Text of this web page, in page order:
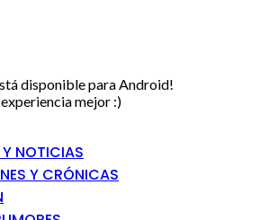
disponible para Android!
mejor :)
NOTICIAS
Y CRÓNICAS